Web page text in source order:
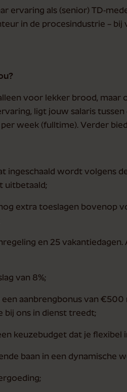
ervaring als (senior) TD-
in de procesindustrie –
voor lekker brood,
ligt jouw salaris
week (fulltime). Verder
ingeschaald wordt volgens
uitbetaald;
extra toeslagen bovenop
en 25
van 8%;
aanbrengbonus van
bij ons in dienst treedt;
keuzebudget dat je flexibel
baan in een dynamische